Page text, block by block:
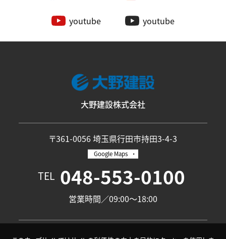
youtube youtube
大野建設株式会社
〒361-0056 埼玉県行田市持田3-4-3
Google Maps
TEL 048-553-0100
営業時間／09:00〜18:00